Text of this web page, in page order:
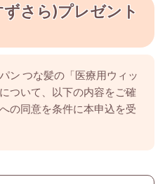
さら)プレゼント
ン つな髪の「医療用ウィッ
ついて、以下の内容をご確
の同意を条件に本申込を受